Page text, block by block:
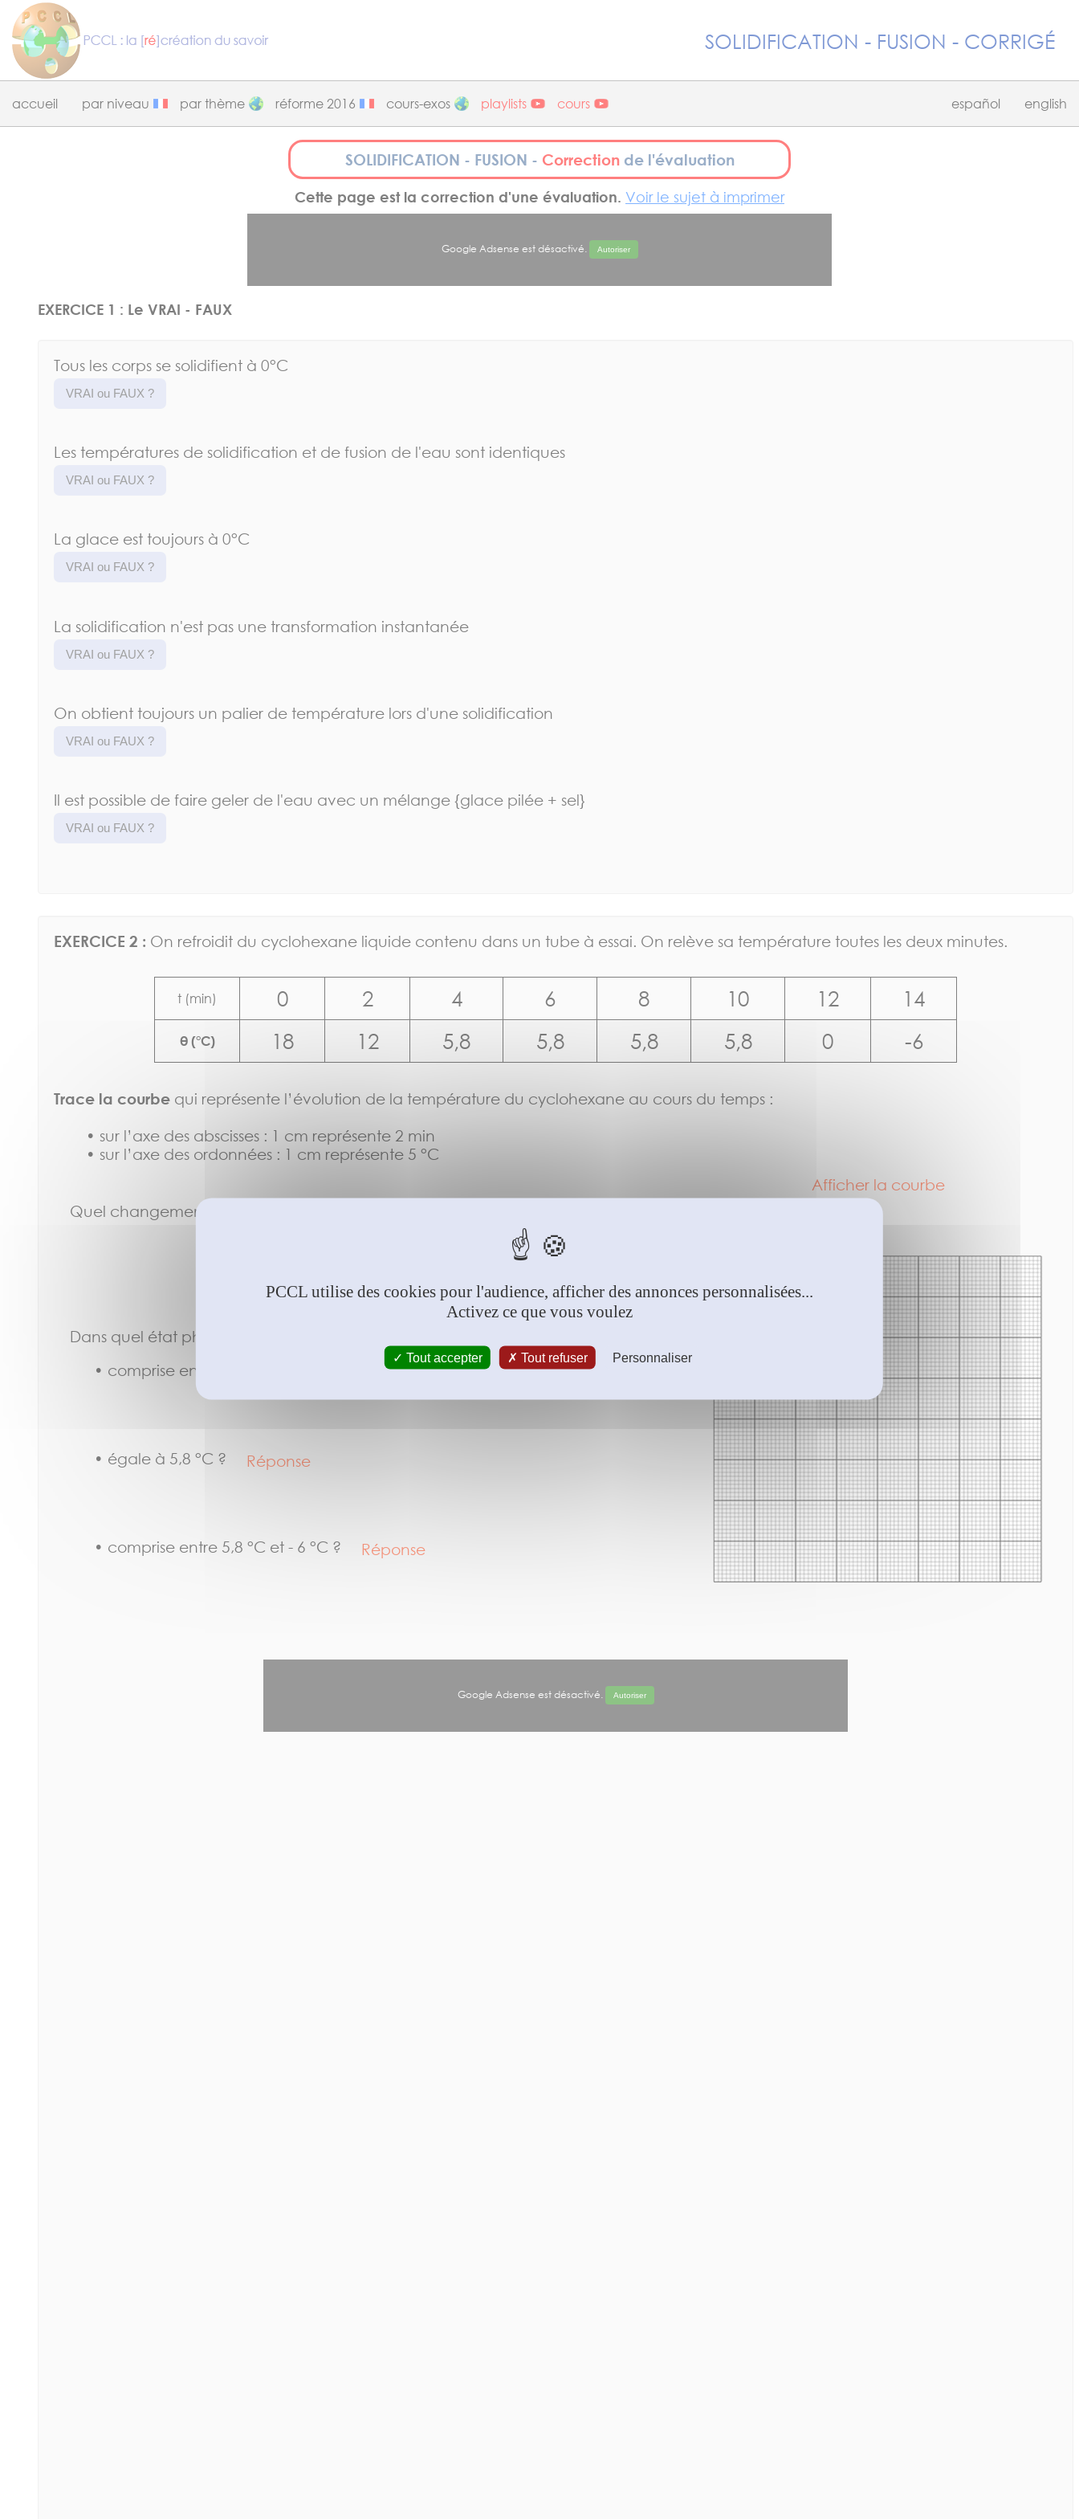
SOLIDIFICATION - FUSION - CORRIGÉ
accueil par niveau par thème réforme 2016 cours-exos playlists cours english
español
SOLIDIFICATION - FUSION - Correctionde l'évaluation
Cette page est la correction d'une évaluation. Voir le sujet à imprimer
Google Adsense est désactivé. Autoriser
EXERCICE 1 : Le VRAI - FAUX
Tous les corps se solidifient à 0°C
VRAI ou FAUX ?
Les températures de solidification et de fusion de l'eau sont identiques
VRAI ou FAUX ?
La glace est toujours à 0°C
VRAI ou FAUX ?
La solidification n'est pas une transformation instantanée
VRAI ou FAUX ?
On obtient toujours un palier de température lors d'une solidification
VRAI ou FAUX ?
Il est possible de faire geler de l'eau avec un mélange {glace pilée + sel}
VRAI ou FAUX ?
EXERCICE 2 : On refroidit du cyclohexane liquide contenu dans un tube à essai. On relève sa température toutes les deux minutes.
t (min) 0 2 4 6 8 10 12 14
θ (°C) 18 12 5,8 5,8 5,8 5,8 0 -6
Trace la courbe qui représente l’évolution de la température du cyclohexane au cours du temps :
• sur l’axe des abscisses : 1 cm représente 2 min
• sur l’axe des ordonnées : 1 cm représente 5 °C
Afficher la courbe
Quel changement d’état subit le cyclohexane ?
Dans quel état physique se trouve le cyclohexane lorsque la température est :
• comprise entre 18 °C et 5,8 °C ?
Réponse
• égale à 5,8 °C ? Réponse
• comprise entre 5,8 °C et - 6 °C ? Réponse
Google Adsense est désactivé. Autoriser
Panneau de gestion des cookies
PCCL utilise des cookies pour l'audience, afficher des annonces personnalisées...
Activez ce que vous voulez
Tout accepter Tout refuser Personnaliser